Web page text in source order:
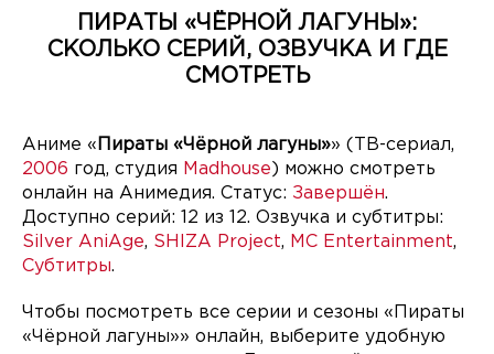
ПИРАТЫ «ЧЁРНОЙ ЛАГУНЫ»:
СКОЛЬКО СЕРИЙ, ОЗВУЧКА И ГДЕ
СМОТРЕТЬ
Аниме « Пираты «Чёрной лагуны»» (ТВ-сериал,
2006 год, студия Madhouse ) можно смотреть
онлайн на Анимедия. Статус: Завершён.
Доступно серий: 12 из 12. Озвучка и субтитры:
Silver AniAge, SHIZA Project, MC Entertainment,
Субтитры.
Чтобы посмотреть все серии и сезоны «Пираты
«Чёрной лагуны»» онлайн, выберите удобную